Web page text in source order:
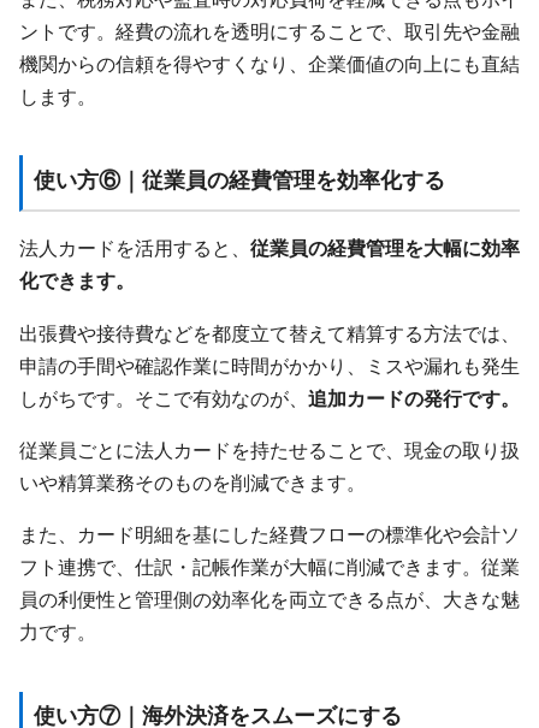
ントです。経費の流れを透明にすることで、取引先や金融
機関からの信頼を得やすくなり、企業価値の向上にも直結
します。
使い方⑥｜従業員の経費管理を効率化する
法人カードを活用すると、 従業員の経費管理を大幅に効率
化できます。
出張費や接待費などを都度立て替えて精算する方法では、
申請の手間や確認作業に時間がかかり、ミスや漏れも発生
しがちです。そこで有効なのが、 追加カードの発行です。
従業員ごとに法人カードを持たせることで、現金の取り扱
いや精算業務そのものを削減できます。
また、カード明細を基にした経費フローの標準化や会計ソ
フト連携で、仕訳・記帳作業が大幅に削減できます。従業
員の利便性と管理側の効率化を両立できる点が、大きな魅
力です。
使い方⑦｜海外決済をスムーズにする